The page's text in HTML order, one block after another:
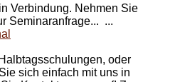
Verbindung. Nehmen Sie
Seminaranfrage... ...
oder
sich einfach mit uns in